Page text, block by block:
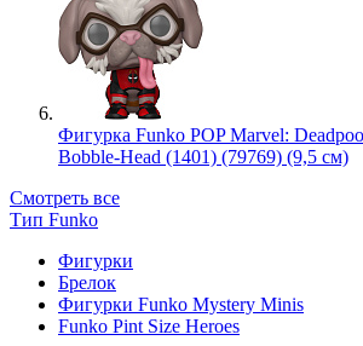
Фигурка Funko POP Marvel:
Bobble-Head (1401) (79769) (9,5 см)
Смотреть все
Тип Funko
Фигурки
Брелок
Фигурки Funko Mystery Minis
Funko Pint Size Heroes